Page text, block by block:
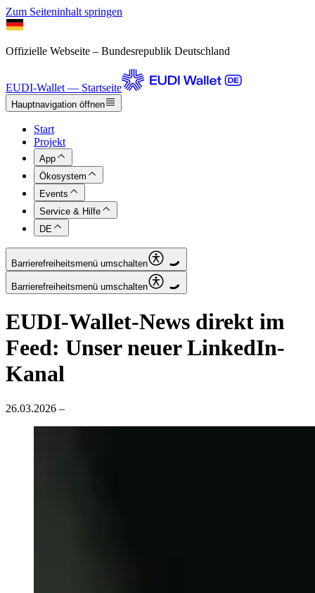
Zum Seiteninhalt springen
Offizielle Webseite – Bundesrepublik Deutschland
EUDI-Wallet — Startseite
Hauptnavigation öffnen
Start
Projekt
App
Ökosystem
Events
Service & Hilfe
DE
Barrierefreiheitsmenü umschalten
Barrierefreiheitsmenü umschalten
EUDI-Wallet-News direkt im
Feed: Unser neuer LinkedIn-
Kanal
26.03.2026 –